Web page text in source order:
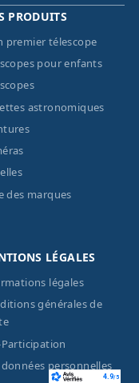
PRODUITS
premier télescope
pour enfants
astronomiques
des marques
LÉGALES
légales
générales de
Participation
personnelles